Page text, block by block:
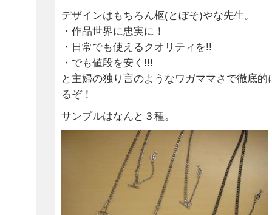
デザインはもちろん枢(とぼそ)やな先生。
・作品世界に忠実に！
・日常でも使えるクオリティを!!
・でも値段を安く!!!
と主婦の独り言のようなワガママさで徹底
るぞ！
サンプルはなんと３種。